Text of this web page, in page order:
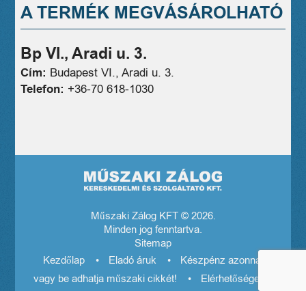
A TERMÉK MEGVÁSÁROLHATÓ
Bp VI., Aradi u. 3.
Cím: Budapest VI., Aradi u. 3.
Telefon: +36-70 618-1030
Műszaki Zálog KFT © 2026.
Minden jog fenntartva.
Sitemap
Kezdőlap
Eladó áruk
Készpénz azonnal! El
vagy be adhatja műszaki cikkét!
Elérhetőségeink